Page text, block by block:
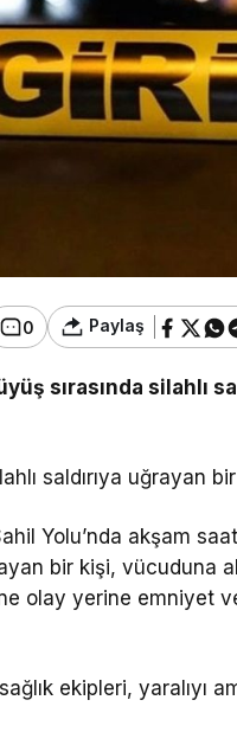
0 Paylaş
sırasında silahlı
saldırıya uğrayan
Yolu’nda akşam
bir kişi, vücuduna
olay yerine emniyet
ekipleri, yaralıyı